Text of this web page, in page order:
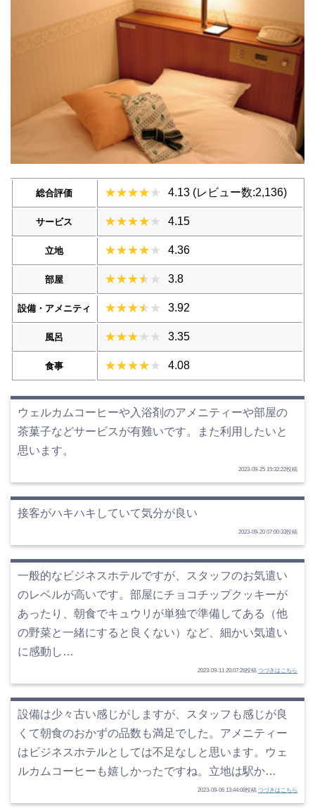
総合評価 4.13 (レビュー数:2,136)
サービス 4.15
立地 4.36
部屋 3.8
設備・アメニティ 3.92
風呂 3.35
食事 4.08
ウェルカムコーヒーや入浴剤のアメニティーや部屋の
茶菓子などサービスが有難いです。また利用したいと
思います。
2023-09-25 15:32:22投稿
接客がハキハキしていて気分が良い
2023-09-20 07:00:33投稿
一般的なビジネスホテルですが、スタッフのお気遣い
のレベルが高いです。部屋にチョコチップクッキーが
あったり、朝食でキュウリが単独で準備してある（他
の野菜と一緒にすると良くない）など、細かい気遣い
に感動し…
2023-09-11 20:07:26投稿 つづきはこちら
設備は少々古い感じがしますが、スタッフも感じが良
くて朝食のおかずの品数も満足でした。アメニティー
はビジネスホテルとしては不足なしと思います。ウェ
ルカムコーヒーも嬉しかったですね。立地は駅か…
2023-09-06 13:44:08投稿 つづきはこちら